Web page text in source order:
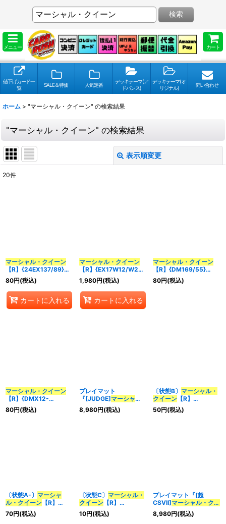
メニュー カート
検索
値下げカード一
覧
SALE＆特価 人気定番
デッキテーマ(ア
ドバンス)
デッキテーマ(オ
リジナル)
問い合わせ
ホーム > "マーシャル・クイーン" の検索結果
"マーシャル・クイーン" の検索結果
表示順変更
検索キーワードをお願い致します
カテゴリ
特集:
20件
マーシャル・クイーン
【R】{24EX137/89}
《水》
80円(税込)
カートに入れる
マーシャル・クイーン
【R】{EX17W12/W20}
《水》
1,980円(税込)
カートに入れる
マーシャル・クイーン
【R】{DM169/55}
《水》
80円(税込)
マーシャル・クイーン
【R】{DMX12-
b69/???}《水》
80円(税込)
プレイマット
『[JUDGE]マーシャ
ル・クイーン』【サプラ
イ】{-}
8,980円(税込)
〔状態B〕 マーシャル・
クイーン【R】
{DM169/55}《水》
50円(税込)
〔状態A-〕 マーシャ
ル・クイーン 【R】
{DM169/55}《水》
70円(税込)
〔状態C〕 マーシャル・
クイーン【R】
{DM169/55}《水》
10円(税込)
プレイマット『[超
CSVII]マーシャル・クイ
ーン』【サプライ】{-}
8,980円(税込)